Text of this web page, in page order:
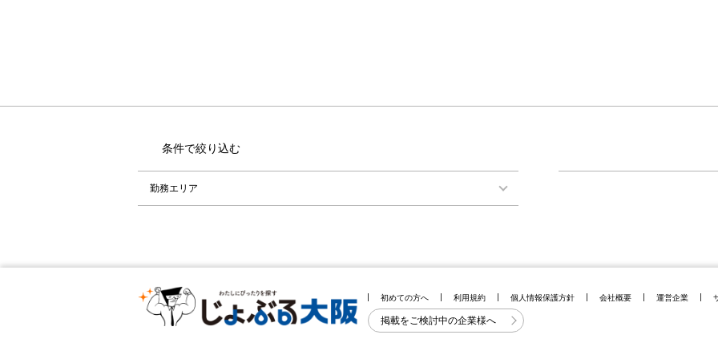
条件で絞り込む
勤務エリア
初めての方へ 利用規約 個人情報保護方針 会社概要 運営企業
掲載をご検討中の企業様へ